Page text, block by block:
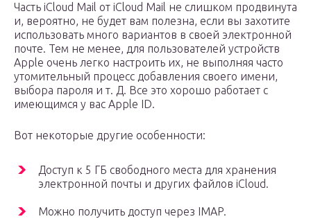
Часть iCloud Mail от iCloud Mail не слишком продвинута
и, вероятно, не будет вам полезна, если вы захотите
использовать много вариантов в своей электронной
почте. Тем не менее, для пользователей устройств
Apple очень легко настроить их, не выполняя часто
утомительный процесс добавления своего имени,
выбора пароля и т. Д. Все это хорошо работает с
имеющимся у вас Apple ID.
Вот некоторые другие особенности:
Доступ к 5 ГБ свободного места для хранения
электронной почты и других файлов iCloud.
Можно получить доступ через IMAP.